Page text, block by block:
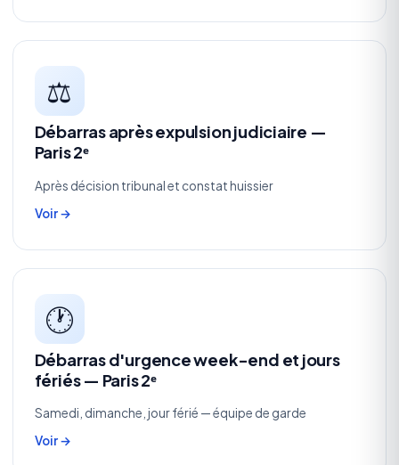
⚖️
Débarras après expulsion judiciaire —
Paris 2ᵉ
Après décision tribunal et constat huissier
Voir →
🕐
Débarras d'urgence week-end et jours
fériés — Paris 2ᵉ
Samedi, dimanche, jour férié — équipe de garde
Voir →